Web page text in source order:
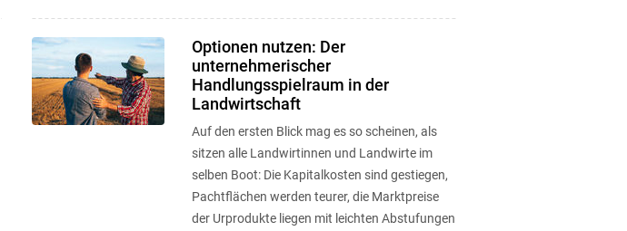
Optionen nutzen: Der
unternehmerischer
Handlungsspielraum in der
Landwirtschaft
Auf den ersten Blick mag es so scheinen, als
sitzen alle Landwirtinnen und Landwirte im
selben Boot: Die Kapitalkosten sind gestiegen,
Pachtflächen werden teurer, die Marktpreise
der Urprodukte liegen mit leichten Abstufungen